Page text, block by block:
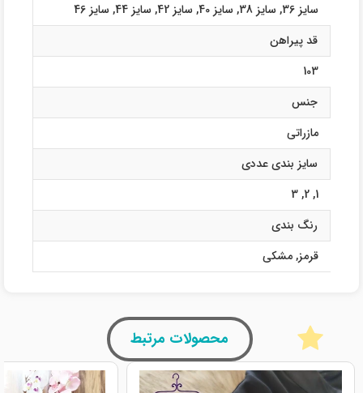
سایز 36
, سایز 38 , سایز 40 , سایز 42 , سایز 44 , سایز 46
قد پیراهن
103
جنس
مازراتی
سایز بندی عددی
1
,
2
,
3
رنگ بندی
قرمز,مشکی
محصولات مرتبط